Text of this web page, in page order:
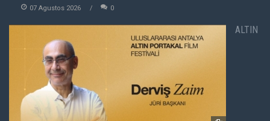
07 Agustos 2026 0
ALTIN